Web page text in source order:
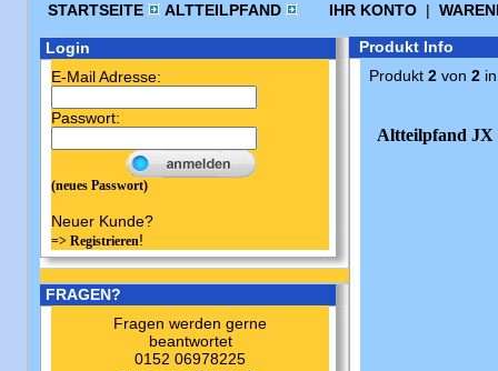
STARTSEITE ALTTEILPFAND IHR KONTO |
Login
E-Mail Adresse:
Passwort:
(neues Passwort)
Neuer Kunde?
=> Registrieren!
FRAGEN?
Fragen werden gerne
beantwortet
0152 06978225
Produkt Info
Produkt 2 von 2
Altteilpfand